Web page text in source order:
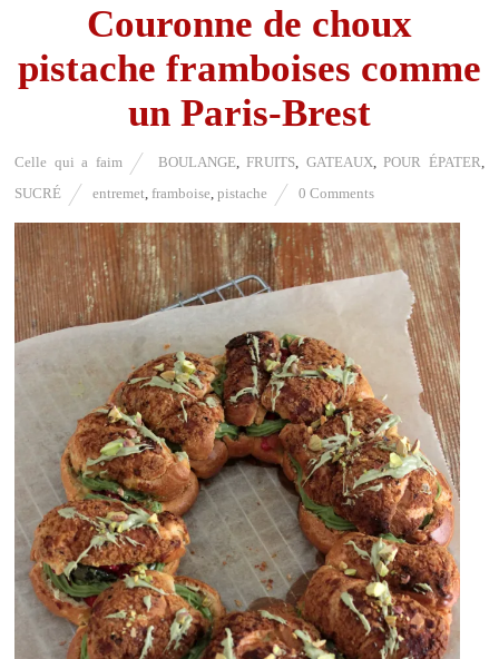
Couronne de choux
pistache framboises comme
un Paris-Brest
Celle qui a faim BOULANGE,FRUITS GATEAUX ,POUR ÉPATER
SUCRÉ
entremet framboise ,pistache 0 Comments